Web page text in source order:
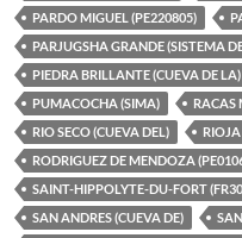
PARDO MIGUEL (PE220805)
PARJUGSHA GRANDE (SISTEMA
PIEDRA BRILLANTE (CUEVA DE LA)
PUMACOCHA (SIMA)
RACAS
RIO SECO (CUEVA DEL)
RODRIGUEZ DE MENDOZA
SAINT-HIPPOLYTE-DU-FORT
SAN ANDRES (CUEVA DE)